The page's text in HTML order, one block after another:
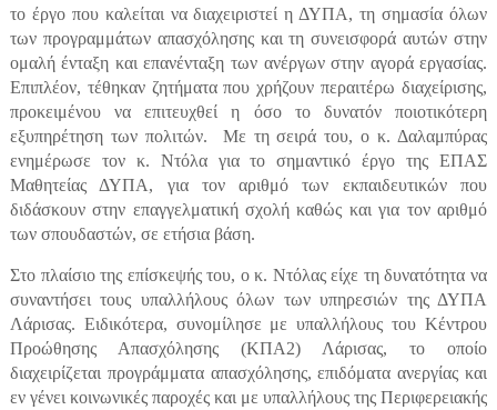
το έργο που καλείται να διαχειριστεί η ΔΥΠΑ, τη σημασία όλων
των προγραμμάτων απασχόλησης και τη συνεισφορά αυτών στην
ομαλή ένταξη και επανένταξη των ανέργων στην αγορά εργασίας.
Επιπλέον, τέθηκαν ζητήματα που χρήζουν περαιτέρω διαχείρισης,
προκειμένου να επιτευχθεί η όσο το δυνατόν ποιοτικότερη
εξυπηρέτηση των πολιτών.
Με τη σειρά του, ο κ. Δαλαμπύρας
ενημέρωσε τον κ. Ντόλα για το σημαντικό έργο της ΕΠΑΣ
Μαθητείας ΔΥΠΑ, για τον αριθμό των εκπαιδευτικών που
διδάσκουν στην επαγγελματική σχολή καθώς και για τον αριθμό
των σπουδαστών, σε ετήσια βάση.
Στο πλαίσιο της επίσκεψής του, ο κ. Ντόλας είχε τη δυνατότητα να
συναντήσει τους υπαλλήλους όλων των υπηρεσιών της ΔΥΠΑ
Λάρισας. Ειδικότερα, συνομίλησε με υπαλλήλους του Κέντρου
Προώθησης Απασχόλησης (ΚΠΑ2) Λάρισας, το οποίο
διαχειρίζεται προγράμματα απασχόλησης, επιδόματα ανεργίας και
εν γένει κοινωνικές παροχές και με υπαλλήλους της Περιφερειακής